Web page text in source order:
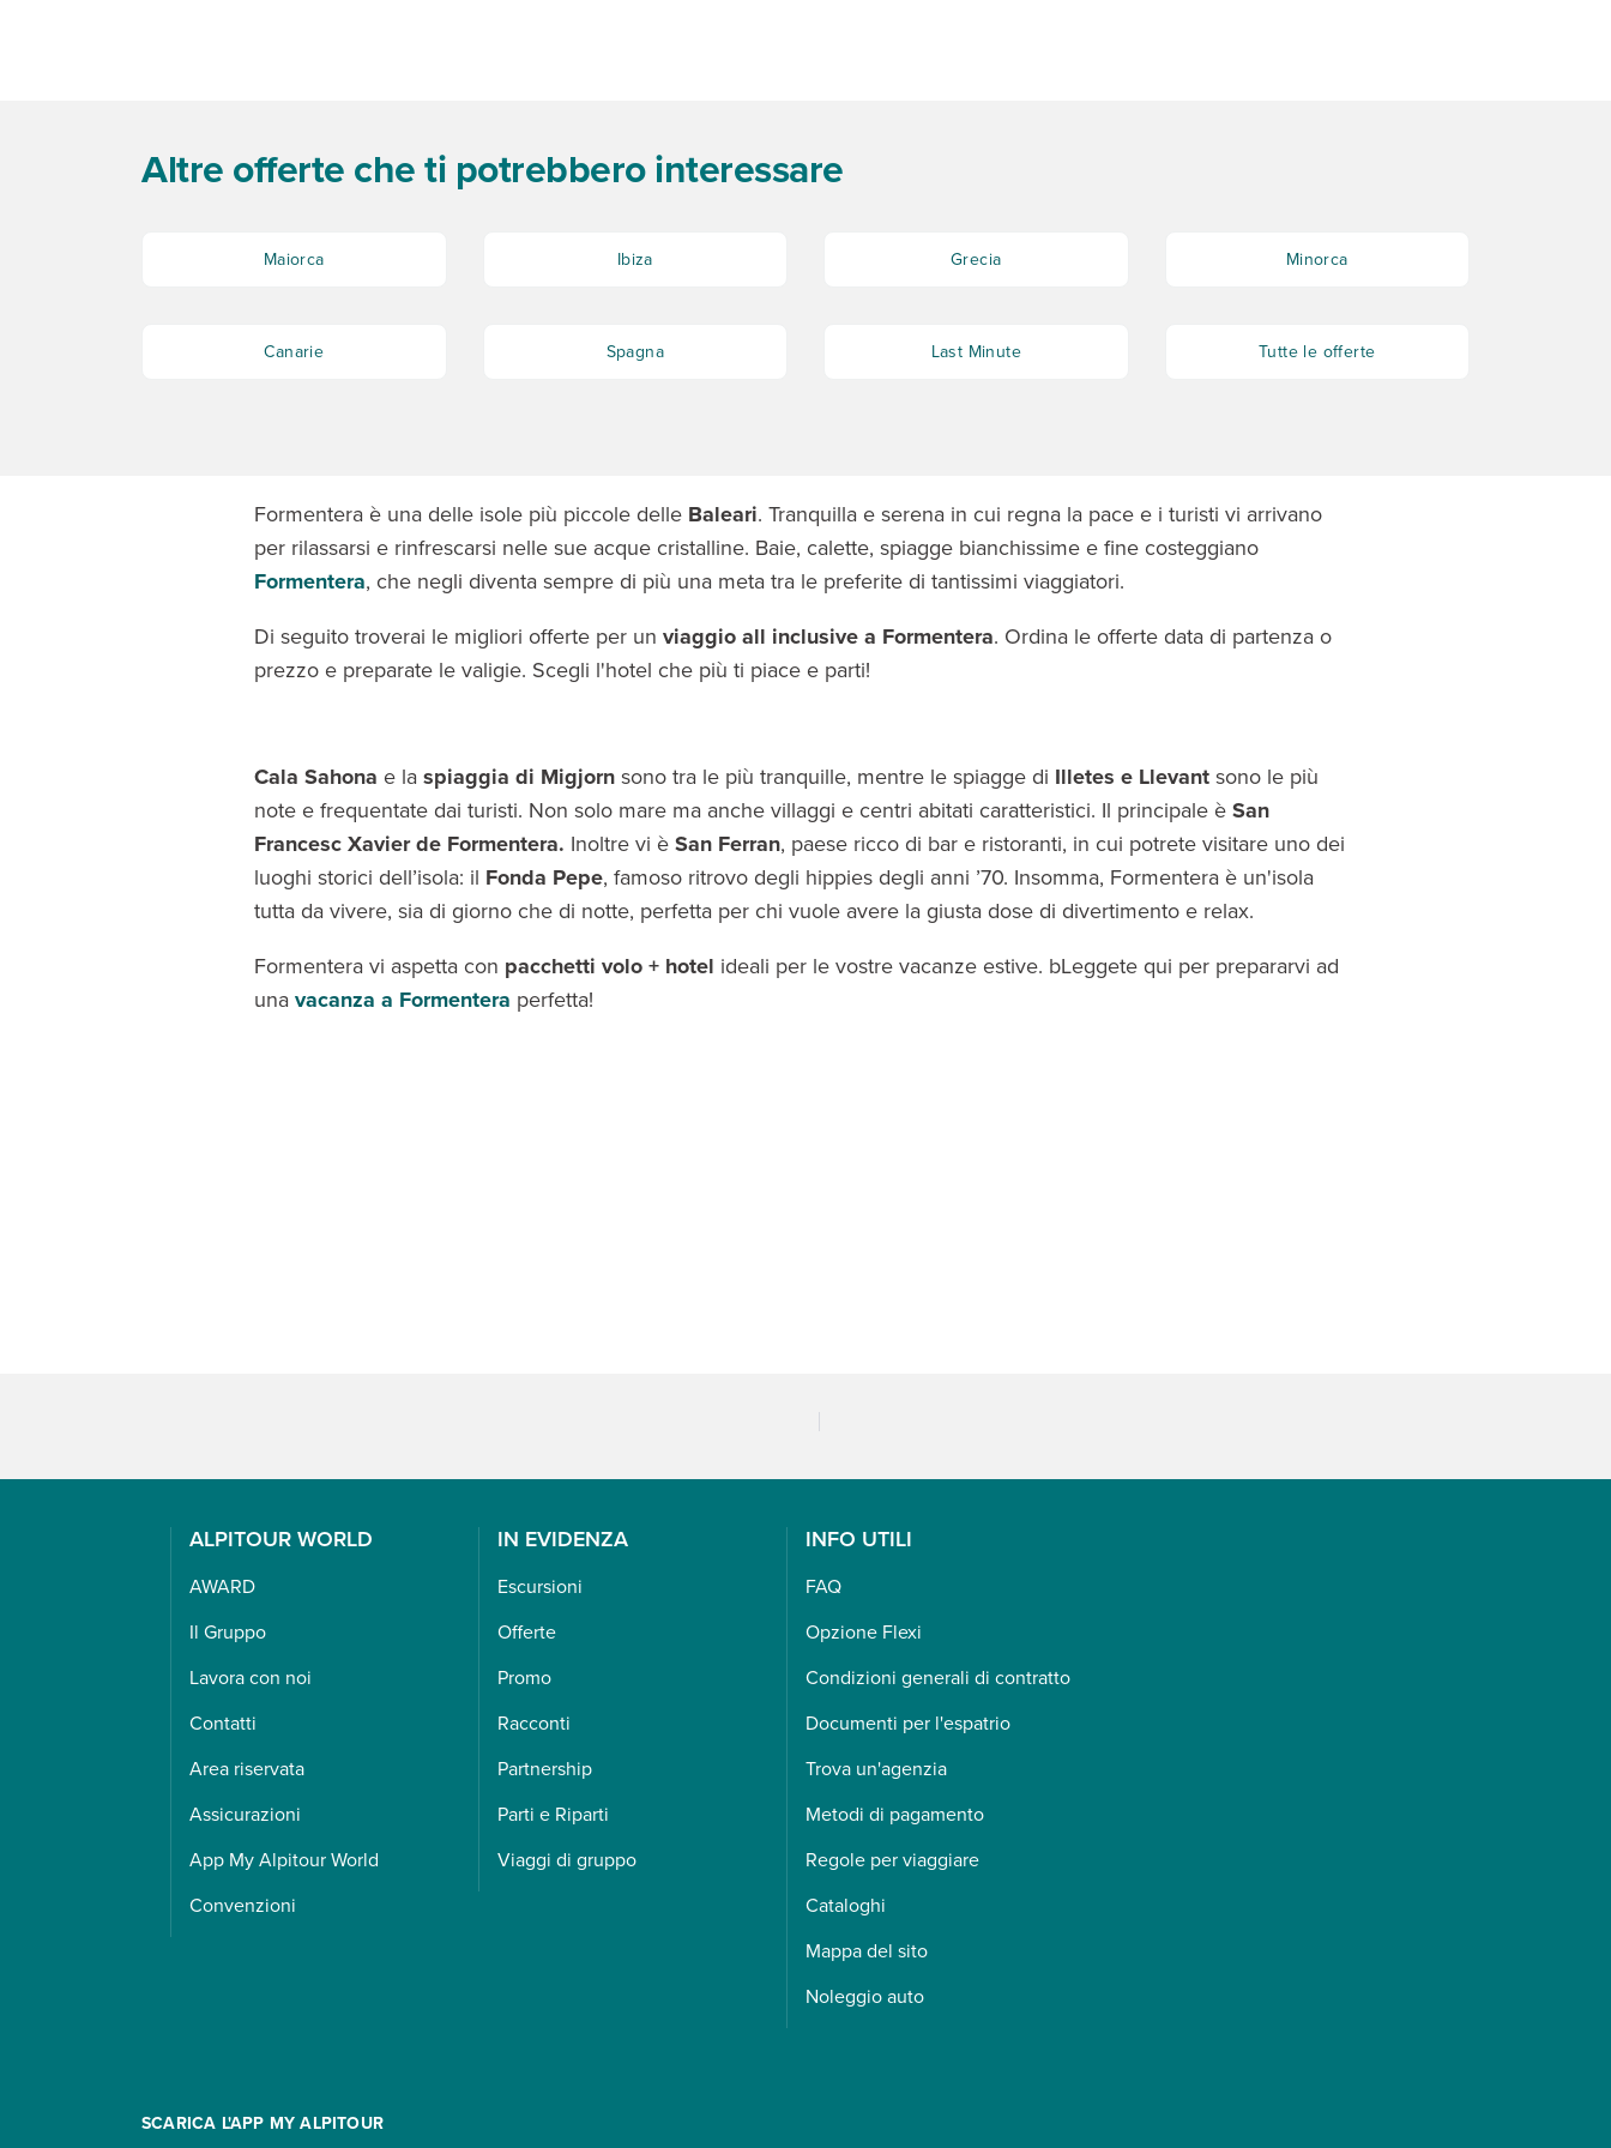
Altre offerte che ti potrebbero interessare
Maiorca Ibiza Grecia Minorca
Canarie Spagna Last Minute Tutte le offerte
Formentera è una delle isole più piccole delle Baleari. Tranquilla e serena in cui regna la pace e i turisti vi arrivano
per rilassarsi e rinfrescarsi nelle sue acque cristalline. Baie, calette, spiagge bianchissime e fine costeggiano
Formentera, che negli diventa sempre di più una meta tra le preferite di tantissimi viaggiatori.
Di seguito troverai le migliori offerte per un viaggio all inclusive a Formentera. Ordina le offerte data di partenza o
prezzo e preparate le valigie. Scegli l'hotel che più ti piace e parti!
Cala Sahona e laspiaggia di Migjornsono tra le più tranquille, mentre le spiagge di Illetes e Llevantsono le più
note e frequentate dai turisti. Non solo mare ma anche villaggi e centri abitati caratteristici. Il principale èSan
Francesc Xavier de Formentera. Inoltre vi èSan Ferran, paese ricco di bar e ristoranti, in cui potrete visitare uno dei
luoghi storici dell’isola: il Fonda Pepe, famoso ritrovo degli hippies degli anni ’70. Insomma, Formentera è un'isola
tutta da vivere, sia di giorno che di notte, perfetta per chi vuole avere la giusta dose di divertimento e relax.
Formentera vi aspetta con pacchetti volo + hotel ideali per le vostre vacanze estive. bLeggete qui per prepararvi ad
unavacanza a Formentera perfetta!
ALPITOUR WORLD
AWARD
Il Gruppo
Lavora con noi
Contatti
Area riservata
Assicurazioni
App My Alpitour World
Convenzioni
IN EVIDENZA
Escursioni
Offerte
Promo
Racconti
Partnership
Parti e Riparti
Viaggi di gruppo
INFO UTILI
FAQ
Opzione Flexi
Condizioni generali di contratto
Documenti per l'espatrio
Trova un'agenzia
Metodi di pagamento
Regole per viaggiare
Cataloghi
Mappa del sito
Noleggio auto
SCARICA L'APP MY ALPITOUR